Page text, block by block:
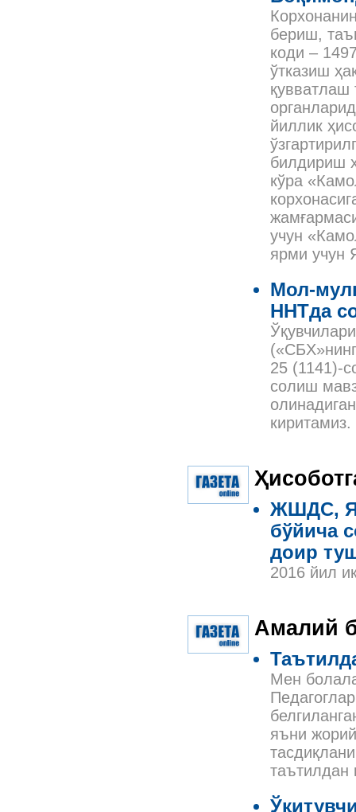
бериш,
коди –
ўтказиш
қувватлаш
йиллик
билдириш
кўра
учун
ярми учун
Мол-
ННТда
25 (1141)-
солиш
киритамиз.
ЖШДС,
бўйича
доир
2016 йил
Амалий
Мен
яъни
таътилдан